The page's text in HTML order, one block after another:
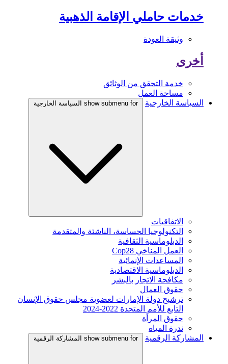
خدمات حاملي الإقامة الذهبية
وثيقة العودة
أخرى
خدمة التحقق من الوثائق
مساحة العمل
السياسة الخارجية
show submenu for السياسة الخارجية
الاتفاقيات
التكنولوجيا الحساسة، الناشئة والمتقدمة
الدبلوماسية الثقافية
العمل المناخي Cop28
المساعدات الإنمائية
الدبلوماسية الاقتصادية
مكافحة الاتجار بالبشر
حقوق العمال
ترشيح دولة الإمارات لعضوية مجلس حقوق الإنسان
التابع للأمم المتحدة 2022-2024
حقوق المرأة
ندرة المياه
المشاركة الرقمية
show submenu for المشاركة الرقمية